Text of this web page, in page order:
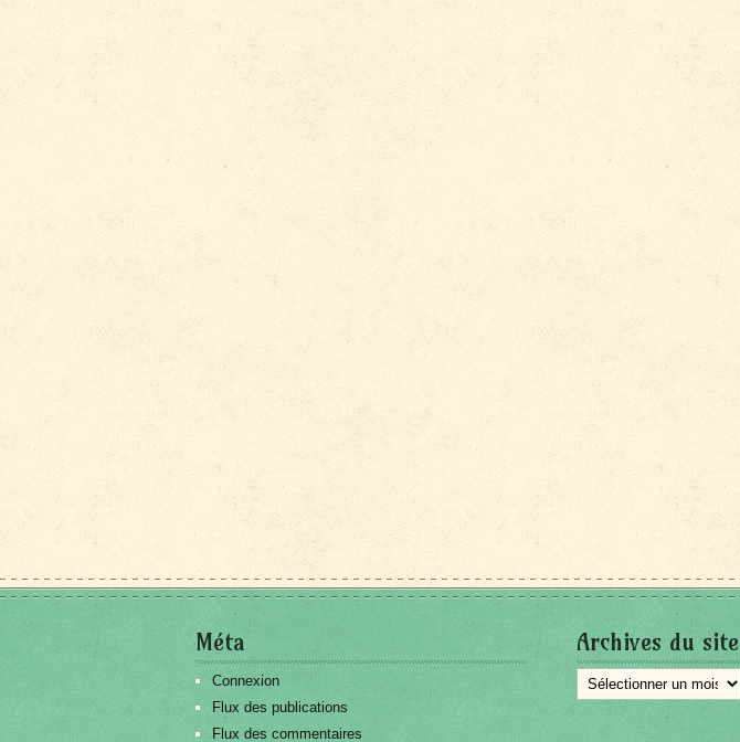
Méta
Connexion
Flux des publications
Flux des commentaires
Archives du site
Archives
du